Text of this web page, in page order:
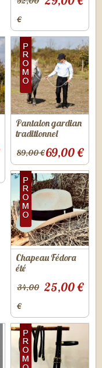
€
Pantalon gardian
traditionnel
69,00 €
89,00 €
Chapeau Fédora
été
25,00 €
34,00
€